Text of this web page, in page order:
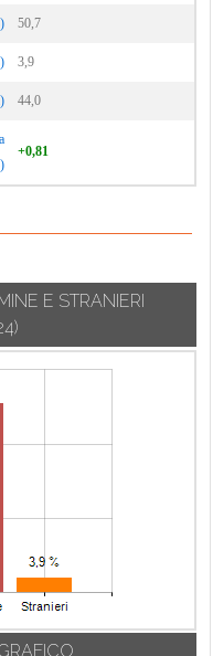
Guardia
50,7
3,9
44,0
+0,81
E STRANIERI